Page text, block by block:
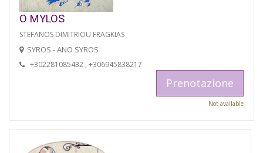
O MYLOS
STEFANOS DIMITRIOU FRAGKIAS
SYROS - ANO SYROS
+302281085432 , +306945838217
Prenotazione
Not available